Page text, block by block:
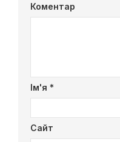
Коментар
Ім'я *
Сайт